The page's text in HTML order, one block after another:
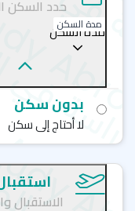
Centres (OHC)
(OHC)
(OHC)
حدد السكن
مدة السكن
مدة السكن
بدون سكن
لا أحتاج إلى سكن
الاستقبال